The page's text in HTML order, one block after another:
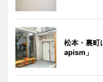
松本・裏町
apism」